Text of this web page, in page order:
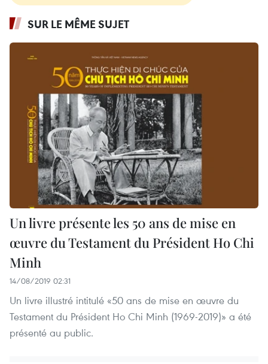
SUR LE MÊME SUJET
Un livre présente les 50 ans de mise en
œuvre du Testament du Président Ho Chi
Minh
14/08/2019 02:31
Un livre illustré intitulé «50 ans de mise en œuvre du
Testament du Président Ho Chi Minh (1969-2019)» a été
présenté au public.